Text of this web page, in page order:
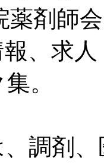
薬剤師会
、求
。
調剤